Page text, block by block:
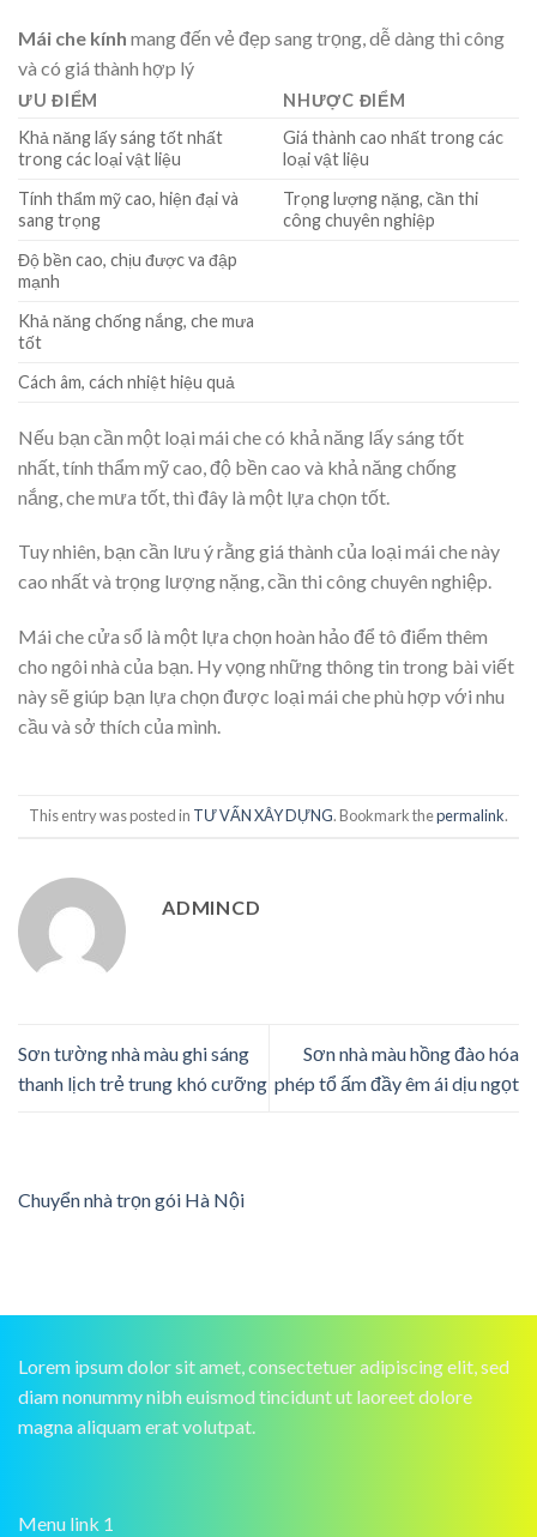
Mái che kính mang đến vẻ đẹp sang trọng, dễ dàng thi công
và có giá thành hợp lý
ƯU ĐIỂM
NHƯỢC ĐIỂM
Khả năng lấy sáng tốt nhất
trong các loại vật liệu
Giá thành cao nhất trong các
loại vật liệu
Tính thẩm mỹ cao, hiện đại và
sang trọng
Trọng lượng nặng, cần thi
công chuyên nghiệp
Độ bền cao, chịu được va đập
mạnh
Khả năng chống nắng, che mưa
tốt
Cách âm, cách nhiệt hiệu quả
Nếu bạn cần một loại mái che có khả năng lấy sáng tốt
nhất, tính thẩm mỹ cao, độ bền cao và khả năng chống
nắng, che mưa tốt, thì đây là một lựa chọn tốt.
Tuy nhiên, bạn cần lưu ý rằng giá thành của loại mái che này
cao nhất và trọng lượng nặng, cần thi công chuyên nghiệp.
Mái che cửa sổ là một lựa chọn hoàn hảo để tô điểm thêm
cho ngôi nhà của bạn. Hy vọng những thông tin trong bài viết
này sẽ giúp bạn lựa chọn được loại mái che phù hợp với nhu
cầu và sở thích của mình.
This entry was posted in TƯ VẤN XÂY DỰNG. Bookmark thepermalink.
ADMINCD
Sơn tường nhà màu ghi sáng
thanh lịch trẻ trung khó cưỡng
Sơn nhà màu hồng đào hóa
phép tổ ấm đầy êm ái dịu ngọt
Chuyển nhà trọn gói Hà Nội
Lorem ipsum dolor sit amet, consectetuer adipiscing elit, sed
diam nonummy nibh euismod tincidunt ut laoreet dolore
magna aliquam erat volutpat.
Menu link 1